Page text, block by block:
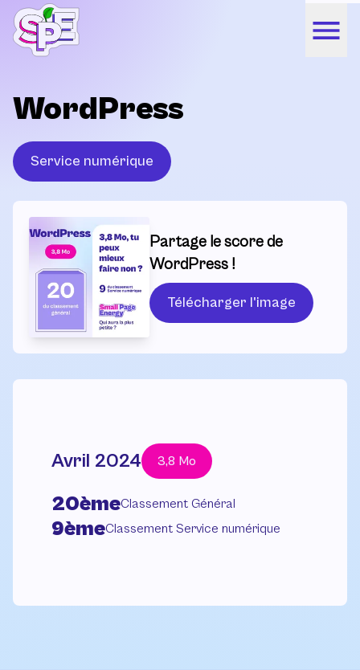
WordPress
Service numérique
Partage le score de
WordPress !
Télécharger l'image
Avril 2024 3,8 Mo
20èmeClassement Général
9èmeClassement Service numérique